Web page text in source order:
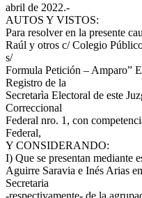
abril de 2022.-
AUTOS Y VISTOS:
Para resolver en la presente
Raúl y otros c/ Colegio
s/
Formula Petición – Amparo”
Registro de la
Secretarìa Electoral de este
Correccional
Federal nro. 1, con
Federal,
Y CONSIDERANDO:
I) Que se presentan mediante
Aguirre Saravia e Inés Arias
Secretaria
-respectivamente- de la